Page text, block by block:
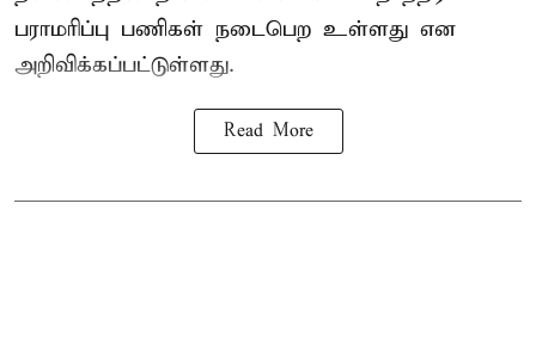
பராமரிப்பு பணிகள் நடைபெற உள்ளது என
அறிவிக்கப்பட்டுள்ளது.
Read More